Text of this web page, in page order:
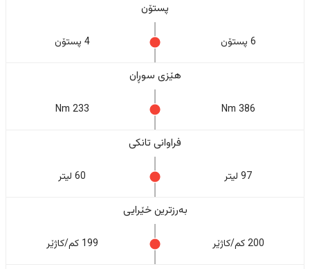
پستۆن
6 پستۆن 4 پستۆن
هێزی سوڕان
386 Nm
233 Nm
فراوانی تانکی
97 لیتر 60 لیتر
بەرزترین خێرایی
200 کم/کاژێر 199 کم/کاژێر